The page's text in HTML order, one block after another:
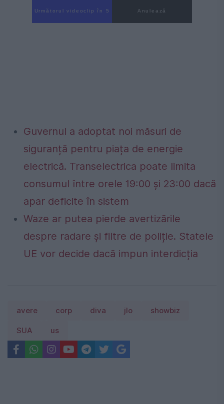
Următorul videoclip în 4 Anulează
Guvernul a adoptat noi măsuri de
siguranță pentru piața de energie
electrică. Transelectrica poate limita
consumul între orele 19:00 și 23:00 dacă
apar deficite în sistem
Waze ar putea pierde avertizările
despre radare și filtre de poliție. Statele
UE vor decide dacă impun interdicția
avere corp diva jlo showbiz
SUA us